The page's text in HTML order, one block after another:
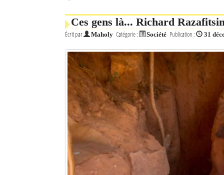
Ces gens là... Richard
Écrit par Maholy Catégorie : Société Publication : 31